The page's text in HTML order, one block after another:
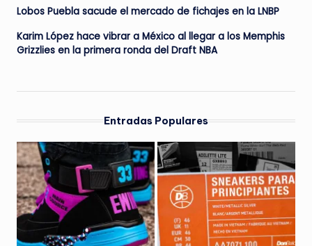
Lobos Puebla sacude el mercado de fichajes en la LNBP
Karim López hace vibrar a México al llegar a los Memphis
Grizzlies en la primera ronda del Draft NBA
Entradas Populares